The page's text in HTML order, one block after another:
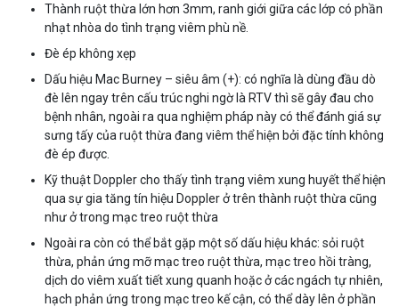
Thành ruột thừa lớn hơn 3mm, ranh giới giữa các lớp có phần
nhạt nhòa do tình trạng viêm phù nề.
Đè ép không xẹp
Dấu hiệu Mac Burney – siêu âm (+): có nghĩa là dùng đầu dò
đè lên ngay trên cấu trúc nghi ngờ là RTV thì sẽ gây đau cho
bệnh nhân, ngoài ra qua nghiệm pháp này có thể đánh giá sự
sưng tấy của ruột thừa đang viêm thể hiện bởi đặc tính không
đè ép được.
Kỹ thuật Doppler cho thấy tình trạng viêm xung huyết thể hiện
qua sự gia tăng tín hiệu Doppler ở trên thành ruột thừa cũng
như ở trong mạc treo ruột thừa
Ngoài ra còn có thể bắt gặp một số dấu hiệu khác: sỏi ruột
thừa, phản ứng mỡ mạc treo ruột thừa, mạc treo hồi tràng,
dịch do viêm xuất tiết xung quanh hoặc ở các ngách tự nhiên,
hạch phản ứng trong mạc treo kế cận, có thể dày lên ở phần